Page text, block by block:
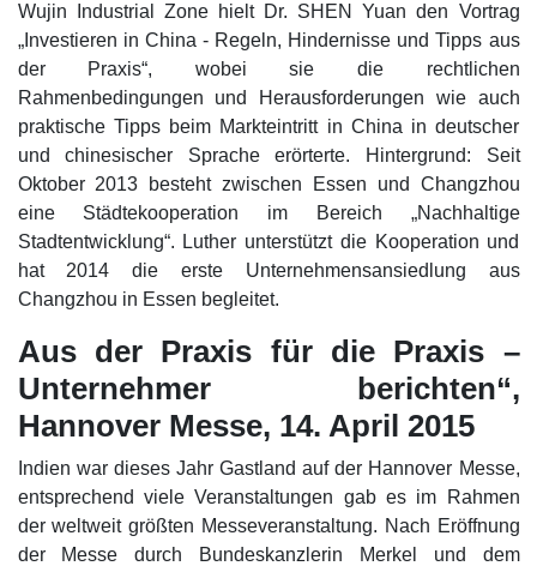
Wujin Industrial Zone hielt Dr. SHEN Yuan den Vortrag
„Investieren in China - Regeln, Hindernisse und Tipps aus
der Praxis“, wobei sie die rechtlichen
Rahmenbedingungen und Herausforderungen wie auch
praktische Tipps beim Markteintritt in China in deutscher
und chinesischer Sprache erörterte. Hintergrund: Seit
Oktober 2013 besteht zwischen Essen und Changzhou
eine Städtekooperation im Bereich „Nachhaltige
Stadtentwicklung“. Luther unterstützt die Kooperation und
hat 2014 die erste Unternehmensansiedlung aus
Changzhou in Essen begleitet.
Aus der Praxis für die Praxis –
Unternehmer berichten“,
Hannover Messe, 14. April 2015
Indien war dieses Jahr Gastland auf der Hannover Messe,
entsprechend viele Veranstaltungen gab es im Rahmen
der weltweit größten Messeveranstaltung. Nach Eröffnung
der Messe durch Bundeskanzlerin Merkel und dem